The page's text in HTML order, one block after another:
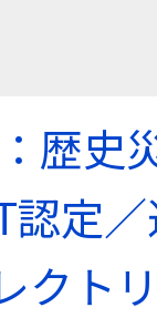
歴史
認定
クト